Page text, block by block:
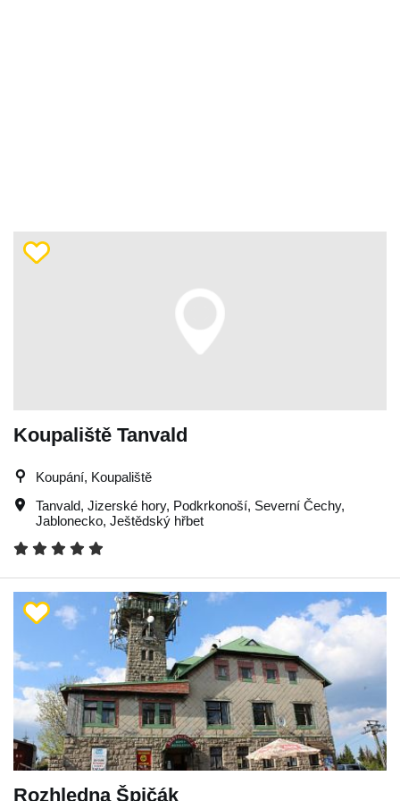
Koupaliště Tanvald
Koupání, Koupaliště
Tanvald, Jizerské hory, Podkrkonoší, Severní Čechy,
Jablonecko, Ještědský hřbet
Rozhledna Špičák